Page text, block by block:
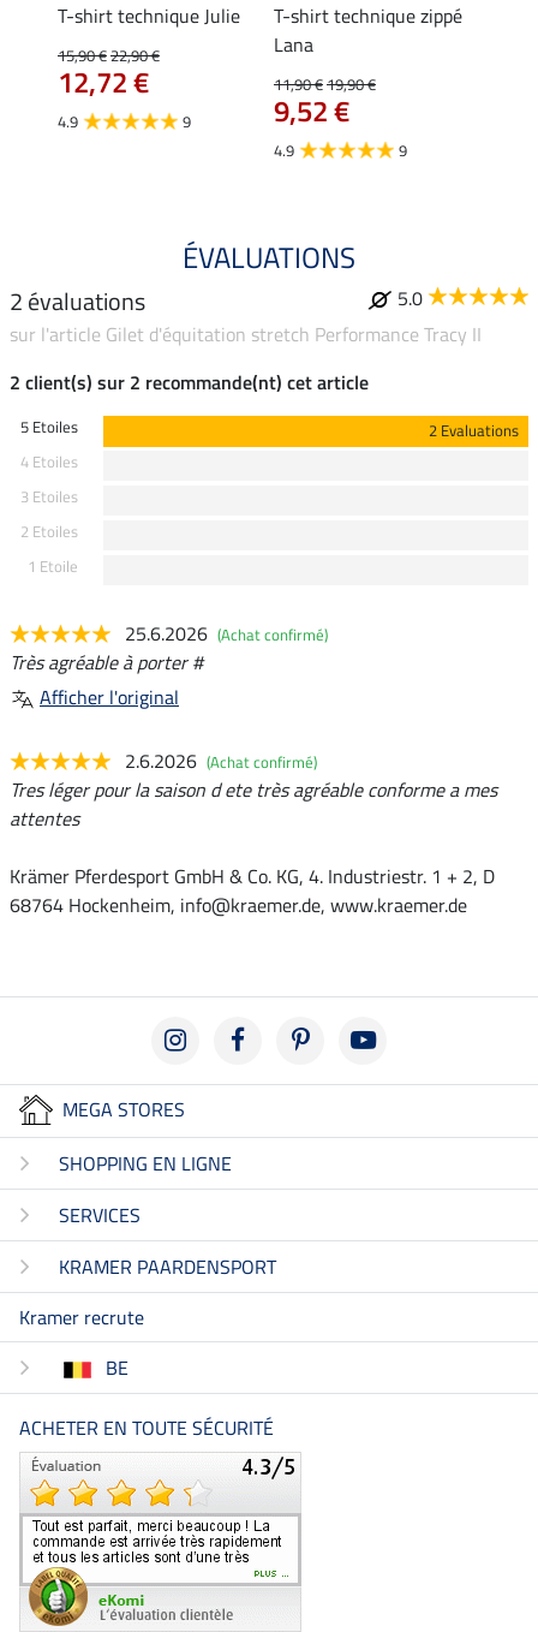
T-shirt technique Julie
15,90 €22,90 €
12,72 €
4.9 9
T-shirt technique zippé
Lana
11,90 €19,90 €
9,52 €
4.9 9
ÉVALUATIONS
2 évaluations
5.0
sur l'article Gilet d'équitation stretch Performance Tracy II
2 client(s) sur 2 recommande(nt) cet article
5 Etoiles
2 Evaluations
4 Etoiles
3 Etoiles
2 Etoiles
1 Etoile
25.6.2026 (Achat confirmé)
Très agréable à porter #
Afficher l'original
2.6.2026 (Achat confirmé)
Tres léger pour la saison d ete très agréable conforme a mes
attentes
Krämer Pferdesport GmbH & Co. KG, 4. Industriestr. 1 + 2, D
68764 Hockenheim, info@kraemer.de, www.kraemer.de
MEGA STORES
SHOPPING EN LIGNE
SERVICES
KRAMER PAARDENSPORT
Kramer recrute
BE
ACHETER EN TOUTE SÉCURITÉ